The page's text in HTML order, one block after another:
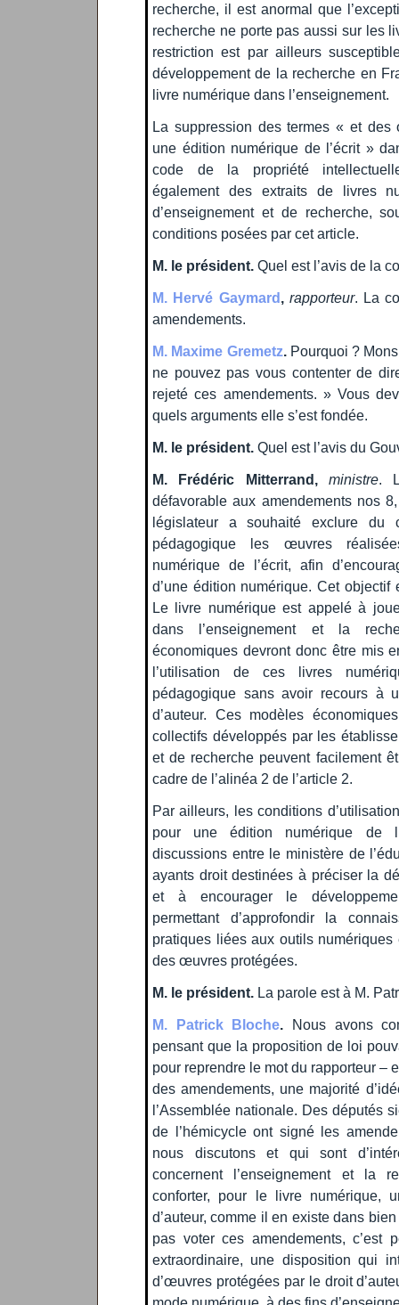
recherche, il est anormal que
recherche ne porte pas aussi sur les
restriction est par ailleurs
développement de la recherche en
livre numérique dans l’enseignement.
La suppression des termes « et
une édition numérique de l’écrit »
code de la propriété
également des extraits de livres
d’enseignement et de recherche,
conditions posées par cet article.
M. le président. Quel est l’avis de la
M. Hervé Gaymard, rapporteur. La
amendements.
M. Maxime Gremetz.Pourquoi ?
ne pouvez pas vous contenter de
rejeté ces amendements. » Vous
quels arguments elle s’est fondée.
M. le président. Quel est l’avis du
M. Frédéric Mitterrand,
ministre.
défavorable aux amendements nos
législateur a souhaité exclure du
pédagogique les œuvres
numérique de l’écrit, afin
d’une édition numérique. Cet objectif
Le livre numérique est appelé à
dans l’enseignement et la
économiques devront donc être mis
l’utilisation de ces livres
pédagogique sans avoir recours à
d’auteur. Ces modèles
collectifs développés par les
et de recherche peuvent facilement
cadre de l’alinéa 2 de l’article 2.
Par ailleurs, les conditions
pour une édition numérique de
discussions entre le ministère de
ayants droit destinées à préciser la
et à encourager le
permettant d’approfondir la
pratiques liées aux outils numériques
des œuvres protégées.
M. le président. La parole est à M.
M. Patrick Bloche. Nous avons
pensant que la proposition de loi
pour reprendre le mot du rapporteur –
des amendements, une majorité
l’Assemblée nationale. Des députés
de l’hémicycle ont signé les
nous discutons et qui sont
concernent l’enseignement et la
conforter, pour le livre numérique,
d’auteur, comme il en existe dans
pas voter ces amendements, c’est
extraordinaire, une disposition qui
d’œuvres protégées par le droit